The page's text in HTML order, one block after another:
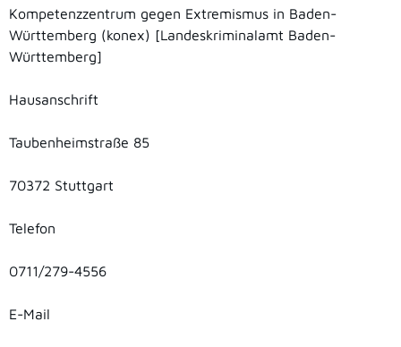
Kompetenzzentrum gegen Extremismus in Baden-
Württemberg (konex) [Landeskriminalamt Baden-
Württemberg]
Hausanschrift
Taubenheimstraße 85
70372 Stuttgart
Telefon
0711/279-4556
E-Mail